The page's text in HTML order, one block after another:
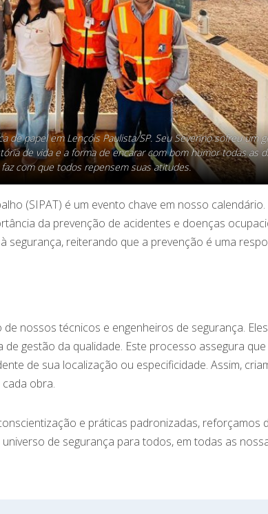
de papel em Lençóis Paulista/SP. Seu Severino sofreu um
de vida e a forma de encarar com bom humor todas as
com que todos repensem suas atitudes.
(SIPAT) é um evento chave em nosso
da prevenção de acidentes e doenças
segurança, reiterando que a prevenção é uma
nossos técnicos e engenheiros de segurança.
gestão da qualidade. Este processo assegura
de sua localização ou especificidade. Assim,
obra.
e práticas padronizadas, reforçamos
de segurança para todos, em todas as